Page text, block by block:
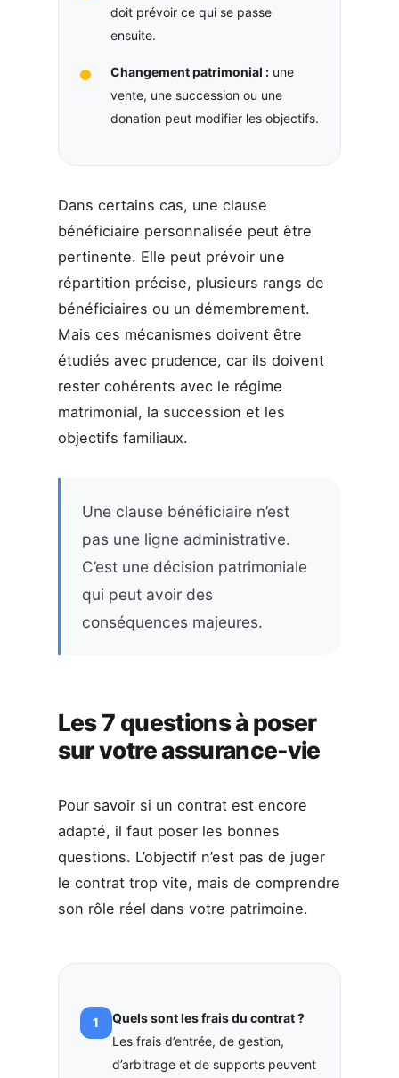
doit prévoir ce qui se passe
ensuite.
Changement patrimonial :une
vente, une succession ou une
donation peut modifier les objectifs.
Dans certains cas, une clause
bénéficiaire personnalisée peut être
pertinente. Elle peut prévoir une
répartition précise, plusieurs rangs de
bénéficiaires ou un démembrement.
Mais ces mécanismes doivent être
étudiés avec prudence, car ils doivent
rester cohérents avec le régime
matrimonial, la succession et les
objectifs familiaux.
Une clause bénéficiaire n’est
pas une ligne administrative.
C’est une décision patrimoniale
qui peut avoir des
conséquences majeures.
Les 7 questions à poser
sur votre assurance-vie
Pour savoir si un contrat est encore
adapté, il faut poser les bonnes
questions. L’objectif n’est pas de juger
le contrat trop vite, mais de comprendre
son rôle réel dans votre patrimoine.
Quels sont les frais du contrat ?
Les frais d’entrée, de gestion,
d’arbitrage et de supports peuvent